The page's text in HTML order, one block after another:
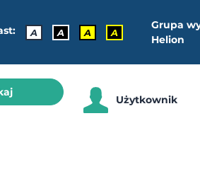
A A A A
Grupa
Helion
Użytkownik